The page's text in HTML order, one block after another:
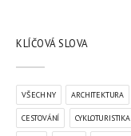
KLÍČOVÁ SLOVA
VŠECHNY ARCHITEKTURA
CESTOVÁNÍ CYKLOTURISTIKA